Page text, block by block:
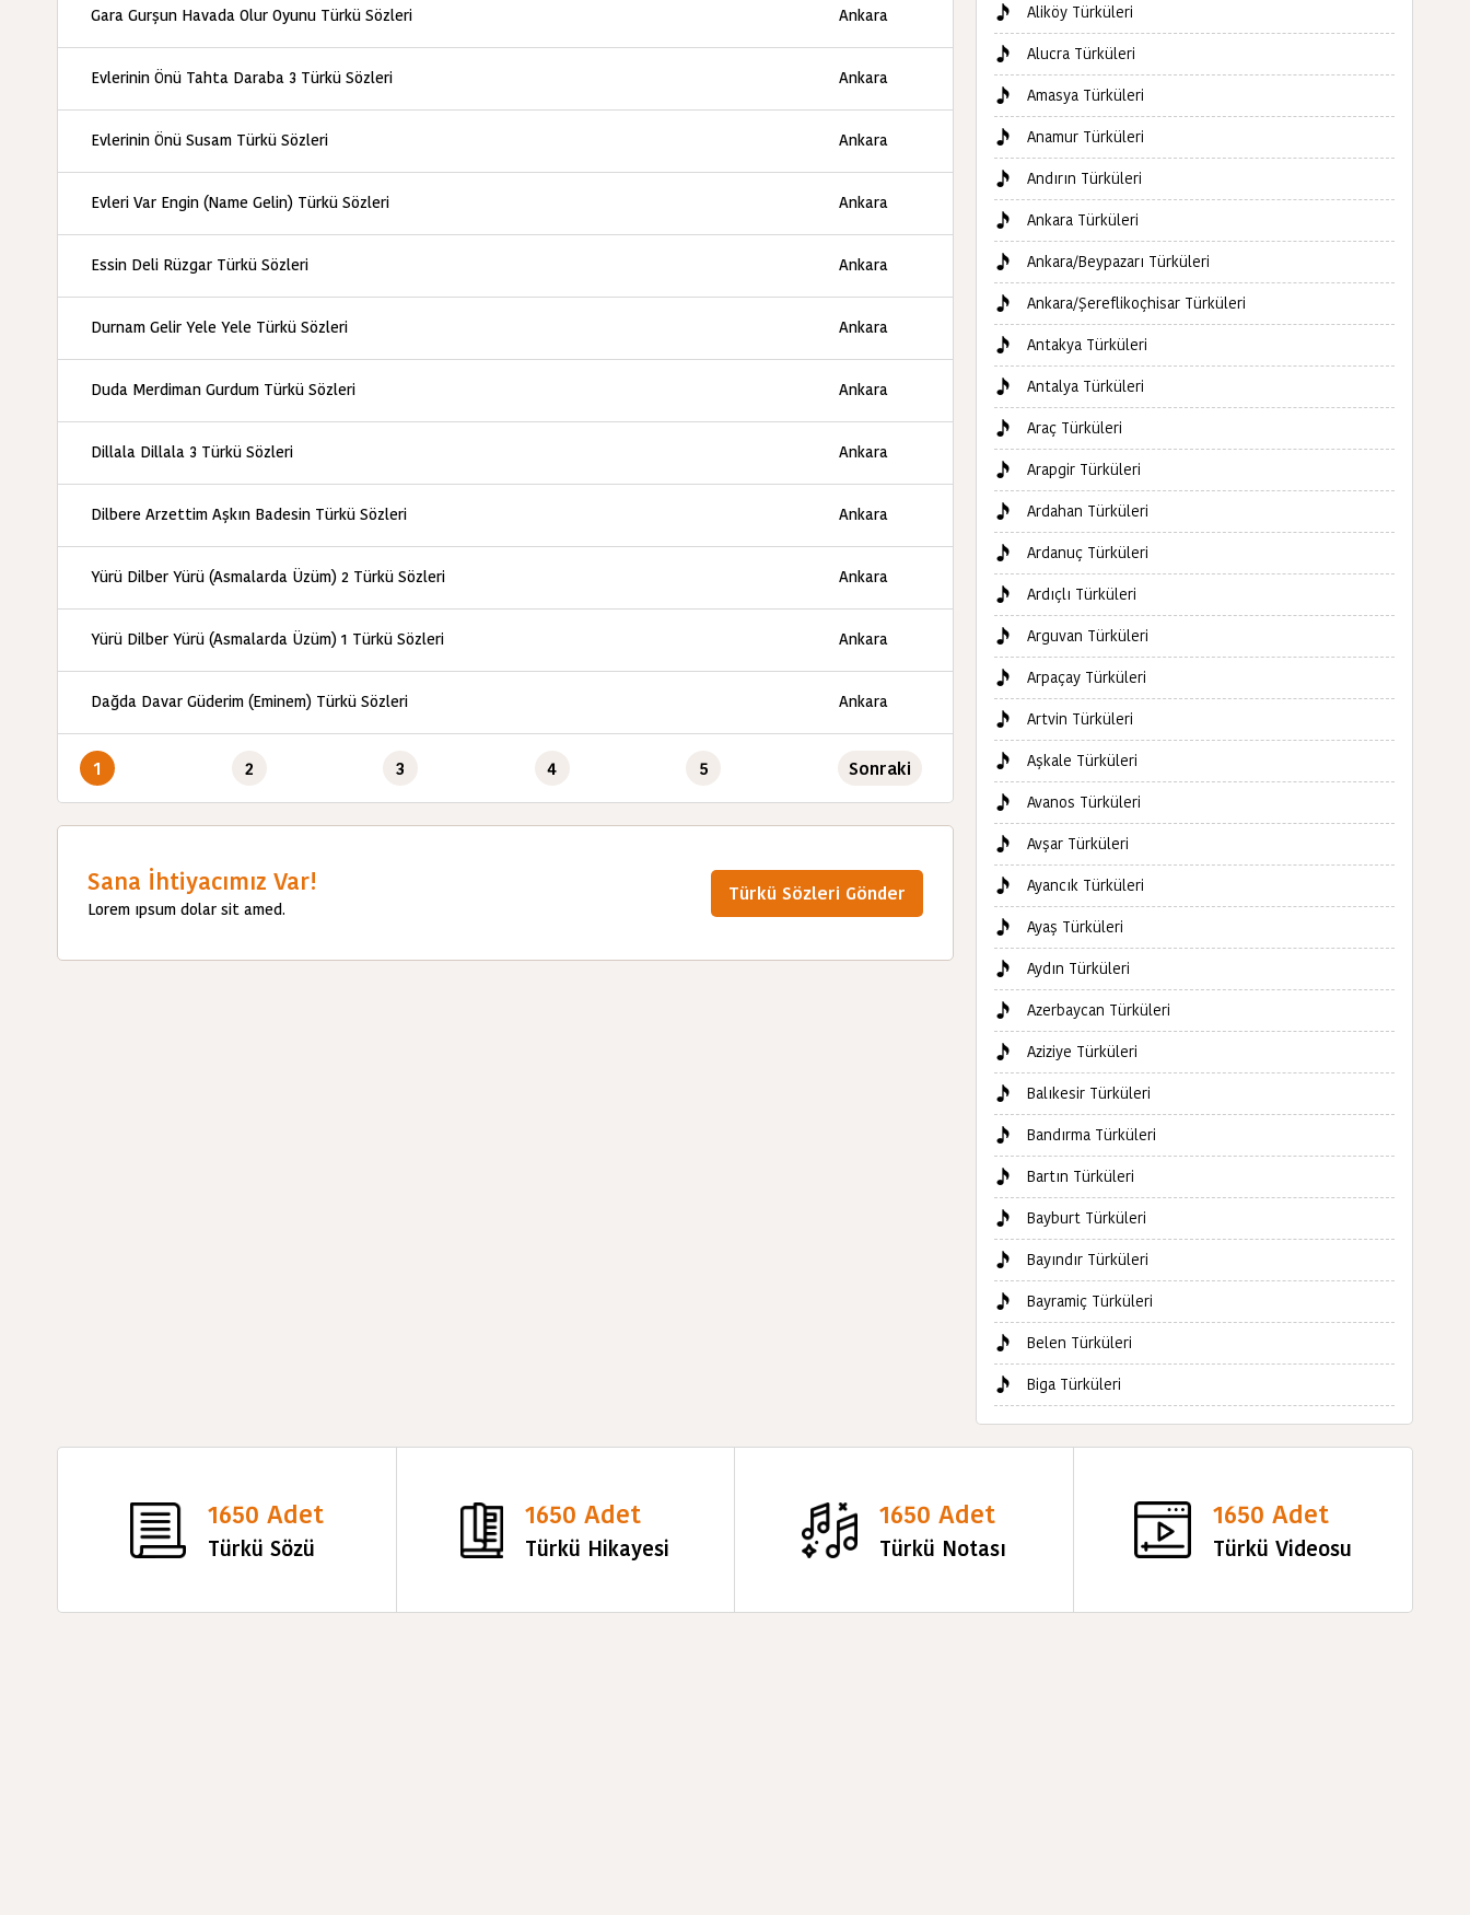
Gara Gurşun Havada Olur Oyunu Türkü Sözleri Ankara
Evlerinin Önü Tahta Daraba 3 Türkü Sözleri Ankara
Evlerinin Önü Susam Türkü Sözleri Ankara
Evleri Var Engin (Name Gelin) Türkü Sözleri Ankara
Essin Deli Rüzgar Türkü Sözleri Ankara
Durnam Gelir Yele Yele Türkü Sözleri Ankara
Duda Merdiman Gurdum Türkü Sözleri Ankara
Dillala Dillala 3 Türkü Sözleri Ankara
Dilbere Arzettim Aşkın Badesin Türkü Sözleri Ankara
Yürü Dilber Yürü (Asmalarda Üzüm) 2 Türkü Sözleri Ankara
Yürü Dilber Yürü (Asmalarda Üzüm) 1 Türkü Sözleri Ankara
Dağda Davar Güderim (Eminem) Türkü Sözleri Ankara
1 2 3 4 5 Sonraki
Sana İhtiyacımız Var!
Lorem ıpsum dolar sit amed.
Türkü Sözleri Gönder
Aliköy Türküleri
Alucra Türküleri
Amasya Türküleri
Anamur Türküleri
Andırın Türküleri
Ankara Türküleri
Ankara/Beypazarı Türküleri
Ankara/Şereflikoçhisar Türküleri
Antakya Türküleri
Antalya Türküleri
Araç Türküleri
Arapgir Türküleri
Ardahan Türküleri
Ardanuç Türküleri
Ardıçlı Türküleri
Arguvan Türküleri
Arpaçay Türküleri
Artvin Türküleri
Aşkale Türküleri
Avanos Türküleri
Avşar Türküleri
Ayancık Türküleri
Ayaş Türküleri
Aydın Türküleri
Azerbaycan Türküleri
Aziziye Türküleri
Balıkesir Türküleri
Bandırma Türküleri
Bartın Türküleri
Bayburt Türküleri
Bayındır Türküleri
Bayramiç Türküleri
Belen Türküleri
Biga Türküleri
1650 Adet
Türkü Sözü
1650 Adet
Türkü Hikayesi
1650 Adet
Türkü Notası
1650 Adet
Türkü Videosu